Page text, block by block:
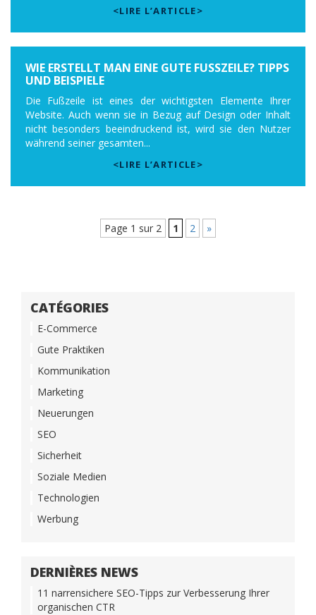
<LIRE L’ARTICLE>
WIE ERSTELLT MAN EINE GUTE FUSSZEILE? TIPPS U
ND BEISPIELE
Die Fußzeile ist eines der wichtigsten Elemente Ihrer
Website. Auch wenn sie in Bezug auf Design oder Inhalt
nicht besonders beeindruckend ist, wird sie den Nutzer
während seiner gesamten...
<LIRE L’ARTICLE>
Page 1 sur 2 1 2 »
CATÉGORIES
E-Commerce
Gute Praktiken
Kommunikation
Marketing
Neuerungen
SEO
Sicherheit
Soziale Medien
Technologien
Werbung
DERNIÈRES NEWS
11 narrensichere SEO-Tipps zur Verbesserung Ihrer
organischen CTR